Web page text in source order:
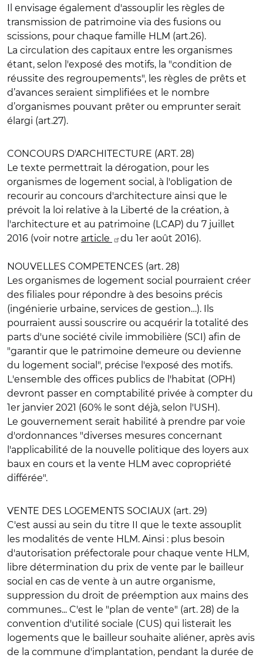
Il envisage également d'assouplir les règles de
transmission de patrimoine via des fusions ou
scissions, pour chaque famille HLM (art.26).
La circulation des capitaux entre les organismes
étant, selon l'exposé des motifs, la "condition de
réussite des regroupements", les règles de prêts et
d’avances seraient simplifiées et le nombre
d’organismes pouvant prêter ou emprunter serait
élargi (art.27).
CONCOURS D'ARCHITECTURE (ART. 28)
Le texte permettrait la dérogation, pour les
organismes de logement social, à l'obligation de
recourir au concours d'architecture ainsi que le
prévoit la loi relative à la Liberté de la création, à
l'architecture et au patrimoine (LCAP) du 7 juillet
2016 (voir notre article du 1er août 2016).
NOUVELLES COMPETENCES (art. 28)
Les organismes de logement social pourraient créer
des filiales pour répondre à des besoins précis
(ingénierie urbaine, services de gestion…). Ils
pourraient aussi souscrire ou acquérir la totalité des
parts d'une société civile immobilière (SCI) afin de
"garantir que le patrimoine demeure ou devienne
du logement social", précise l'exposé des motifs.
L'ensemble des offices publics de l'habitat (OPH)
devront passer en comptabilité privée à compter du
1er janvier 2021 (60% le sont déjà, selon l'USH).
Le gouvernement serait habilité à prendre par voie
d'ordonnances "diverses mesures concernant
l'applicabilité de la nouvelle politique des loyers aux
baux en cours et la vente HLM avec copropriété
différée".
VENTE DES LOGEMENTS SOCIAUX (art. 29)
C'est aussi au sein du titre II que le texte assouplit
les modalités de vente HLM. Ainsi : plus besoin
d'autorisation préfectorale pour chaque vente HLM,
libre détermination du prix de vente par le bailleur
social en cas de vente à un autre organisme,
suppression du droit de préemption aux mains des
communes... C'est le "plan de vente" (art. 28) de la
convention d'utilité sociale (CUS) qui listerait les
logements que le bailleur souhaite aliéner, après avis
de la commune d'implantation, pendant la durée de